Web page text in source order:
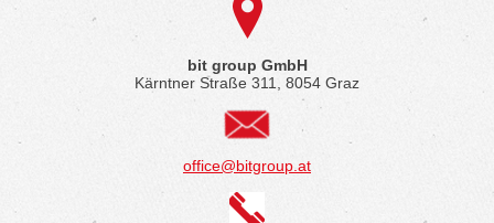
bit group GmbH
Kärntner Straße 311, 8054 Graz
office@bitgroup.at